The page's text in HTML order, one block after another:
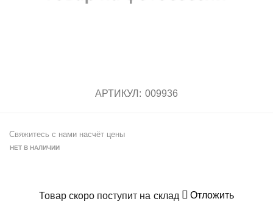
АРТИКУЛ: 009936
Свяжитесь с нами насчёт цены
НЕТ В НАЛИЧИИ
Товар скоро поступит на склад Отложить